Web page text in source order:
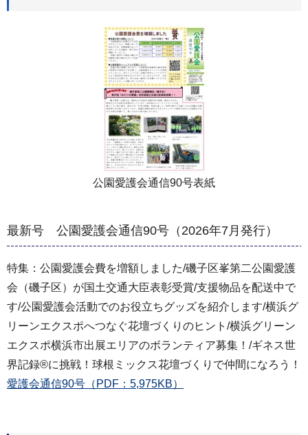
公園愛護会通信90号表紙
最新号 公園愛護会通信90号（2026年7月発行）
特集：公園愛護会費を増額しました/磯子区峯第二公園愛護
会（磯子区）が国土交通大臣表彰受賞/支援物品を配送中で
す/公園愛護会活動でのお役立ちグッズを紹介します/横浜グ
リーンエクスポへつなぐ花壇づくりのヒント/横浜グリーン
エクスポ横浜市出展エリアのボランティア募集！/ギネス世
界記録®に挑戦！球根ミックス花壇づくりで仲間になろう！
愛護会通信90号（PDF：5,975KB）